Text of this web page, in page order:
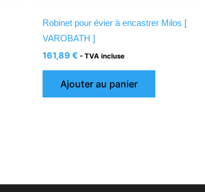
Robinet pour évier à encastrer Milos [
VAROBATH ]
161,89€ - TVA incluse
Ajouter au panier